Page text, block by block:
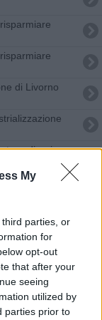
My
parties, or
for
opt-out
that after your
seeing
utilized by
parties prior to
di Livorno
Conad
Comune